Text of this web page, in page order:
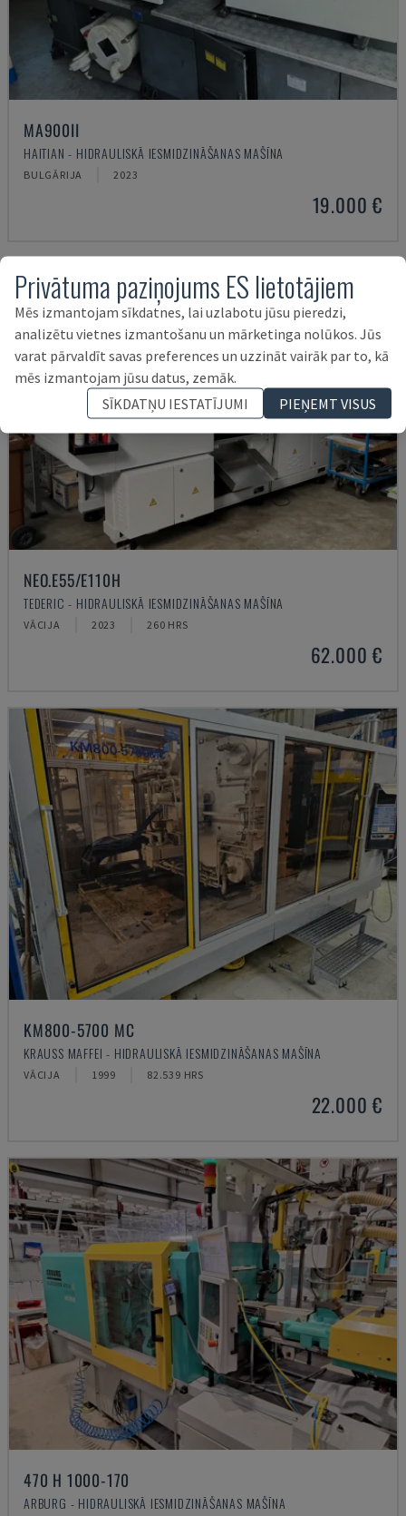
MA900ІІ
HAITIAN - HIDRAULISKĀ IESMIDZINĀŠANAS MAŠĪNA
BULGĀRIJA 2023
19.000 €
NEO.E55/E110H
TEDERIC - HIDRAULISKĀ IESMIDZINĀŠANAS MAŠĪNA
VĀCIJA 2023 260 HRS
62.000 €
KM800-5700 MC
KRAUSS MAFFEI - HIDRAULISKĀ IESMIDZINĀŠANAS MAŠĪNA
VĀCIJA 1999 82.539 HRS
22.000 €
470 H 1000-170
ARBURG - HIDRAULISKĀ IESMIDZINĀŠANAS MAŠĪNA
Privātuma paziņojums ES lietotājiem
Mēs izmantojam sīkdatnes, lai uzlabotu jūsu pieredzi,
analizētu vietnes izmantošanu un mārketinga nolūkos. Jūs
varat pārvaldīt savas preferences un uzzināt vairāk par to, kā
mēs izmantojam jūsu datus, zemāk.
SĪKDATŅU IESTATĪJUMI
PIEŅEMT VISUS